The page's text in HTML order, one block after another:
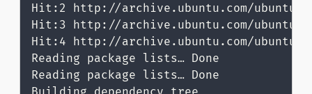
Hit:2 http://archive.ubuntu.com/ubuntu
Hit:3 http://archive.ubuntu.com/ubuntu
Hit:4 http://archive.ubuntu.com/ubuntu
Reading package lists… Done
Reading package lists… Done